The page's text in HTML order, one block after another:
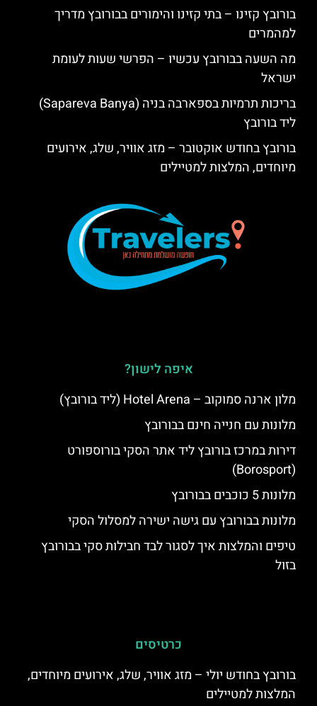
בורובץ קזינו – בתי קזינו והימורים בבורובץ מדריך
למהמרים
מה השעה בבורובץ עכשיו – הפרשי שעות לעומת
ישראל
בריכות תרמיות בספארבה בניה (Sapareva Banya)
ליד בורובץ
בורובץ בחודש אוקטובר – מזג אוויר, שלג, אירועים
מיוחדים, המלצות למטיילים
איפה לישון?
מלון ארנה סמוקוב – Hotel Arena (ליד בורובץ)
מלונות עם חנייה חינם בבורובץ
דירות במרכז בורובץ ליד אתר הסקי בורוספורט
(Borosport)
מלונות 5 כוכבים בבורובץ
מלונות בבורובץ עם גישה ישירה למסלול הסקי
טיפים והמלצות איך לסגור לבד חבילות סקי בבורובץ
בזול
כרטיסים
בורובץ בחודש יולי – מזג אוויר, שלג, אירועים מיוחדים,
המלצות למטיילים